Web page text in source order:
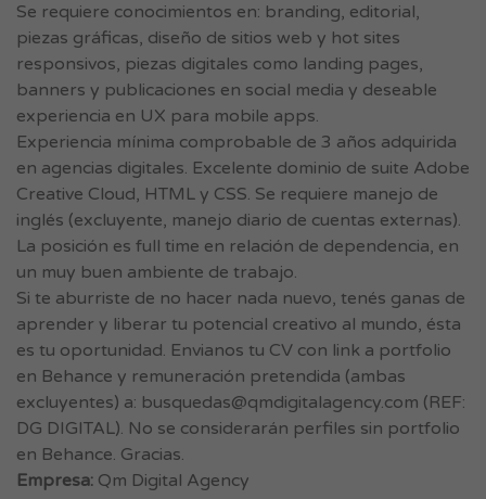
Se requiere conocimientos en: branding, editorial,
piezas gráficas, diseño de sitios web y hot sites
responsivos, piezas digitales como landing pages,
banners y publicaciones en social media y deseable
experiencia en UX para mobile apps.
Experiencia mínima comprobable de 3 años adquirida
en agencias digitales. Excelente dominio de suite Adobe
Creative Cloud, HTML y CSS. Se requiere manejo de
inglés (excluyente, manejo diario de cuentas externas).
La posición es full time en relación de dependencia, en
un muy buen ambiente de trabajo.
Si te aburriste de no hacer nada nuevo, tenés ganas de
aprender y liberar tu potencial creativo al mundo, ésta
es tu oportunidad. Envianos tu CV con link a portfolio
en Behance y remuneración pretendida (ambas
excluyentes) a: busquedas@qmdigitalagency.com (REF:
DG DIGITAL). No se considerarán perfiles sin portfolio
en Behance. Gracias.
Empresa: Qm Digital Agency